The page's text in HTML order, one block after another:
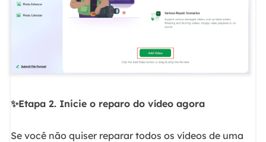
✨Etapa 2. Inicie o reparo do vídeo agora
Se você não quiser reparar todos os vídeos de uma